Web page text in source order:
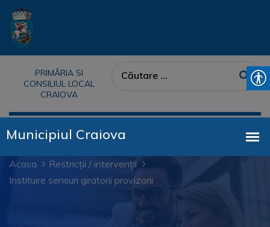
PRIMĂRIA SI
CONSILIUL LOCAL
CRAIOVA
Acasa
Restricții / intervenții
Instituire sensuri giratorii provizorii